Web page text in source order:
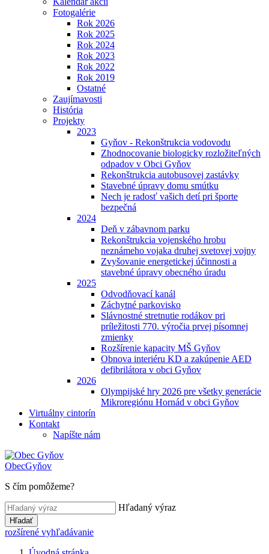
Fotogalérie
Rok 2026
Rok 2025
Rok 2024
Rok 2023
Rok 2022
Rok 2019
Ostatné
Zaujímavosti
História
Projekty
2023
Gyňov - Rekonštrukcia vodovodu
Zhodnocovanie biologicky rozložiteľných
odpadov v Obci Gyňov
Rekonštrukcia autobusovej zastávky
Stavebné úpravy domu smútku
Nech je radosť vašich detí pri športe
bezpečná
2024
Deň v zábavnom parku
Rekonštrukcia vojenského hrobu
neznámeho vojaka druhej svetovej vojny
Zvyšovanie energetickej účinnosti a
stavebné úpravy obecného úradu
2025
Odvodňovací kanál
Záchytné parkovisko
Slávnostné stretnutie rodákov pri
príležitosti 770. výročia prvej písomnej
zmienky
Rozšírenie kapacity MŠ Gyňov
Obnova interiéru KD a zakúpenie AED
defibrilátora v obci Gyňov
2026
Olympijské hry 2026 pre všetky generácie
Mikroregiónu Hornád v obci Gyňov
Virtuálny cintorín
Kontakt
Napíšte nám
ObecGyňov
S čím pomôžeme?
Hľadaný výraz
Hľadať
rozšírené vyhľadávanie